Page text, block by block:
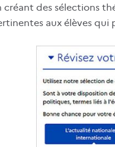
créant des sélections
aux élèves qui